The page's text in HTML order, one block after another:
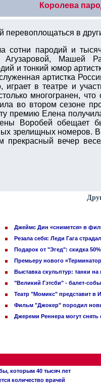
Королева
в
сотни пародий и
Машей
и тонкий юмор
артистка
играет в театре и
многогранен,
во втором сезоне
премию Елена
Воробей обещает
зрелищных номеров.
прекрасный вечер
Джеймс Дин «снимется» в
Резала себя: Леди Гага
Подарок от "Эгед": скидка
Премьеру нового
Выставка скульптур: танки
"Великий Гэтсби" - балет-
Театр "Момикс" представит в
Фильм "Джокер" породил
Джереми Реннера могут снять
которым 40 тысяч лет
количество врачей